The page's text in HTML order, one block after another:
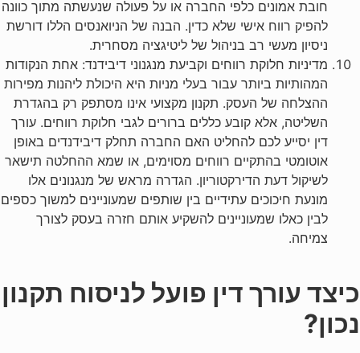
חובת אמונים כלפי החברה או על פעולה שנעשתה מתוך כוונה
להפיק רווח אישי שלא כדין. הבנה של הניואנסים הללו דורשת
ניסיון מעשי רב בניהול של ליטיגציה מסחרית.
מדיניות חלוקת רווחים וקביעת מנגנוני דיבידנד: אחת הנקודות
המהותיות ביותר עבור בעלי מניות היא היכולת ליהנות מפירות
ההצלחה של העסק. תקנון מקצועי אינו מסתפק רק בהגדרת
השליטה, אלא קובע כללים ברורים לגבי חלוקת רווחים. עורך
דין יסייע לכם להחליט האם החברה תחלק דיבידנדים באופן
אוטומטי בהתקיים רווחים מסוימים, או שמא ההחלטה תישאר
לשיקול דעת הדירקטוריון. הגדרה מראש של מנגנונים אלו
מונעת חיכוכים עתידיים בין שותפים שמעוניינים למשוך כספים
לבין כאלו שמעוניינים להשקיע אותם חזרה בעסק לצורך
צמיחה.
כיצד עורך דין פועל לניסוח תקנון
נכון?